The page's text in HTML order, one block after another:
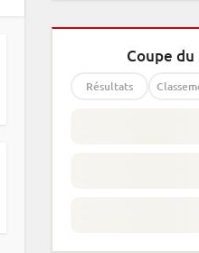
Coupe
Résultats